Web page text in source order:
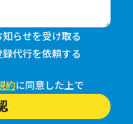
らせを受け取る
代行を依頼する
約に同意した上で